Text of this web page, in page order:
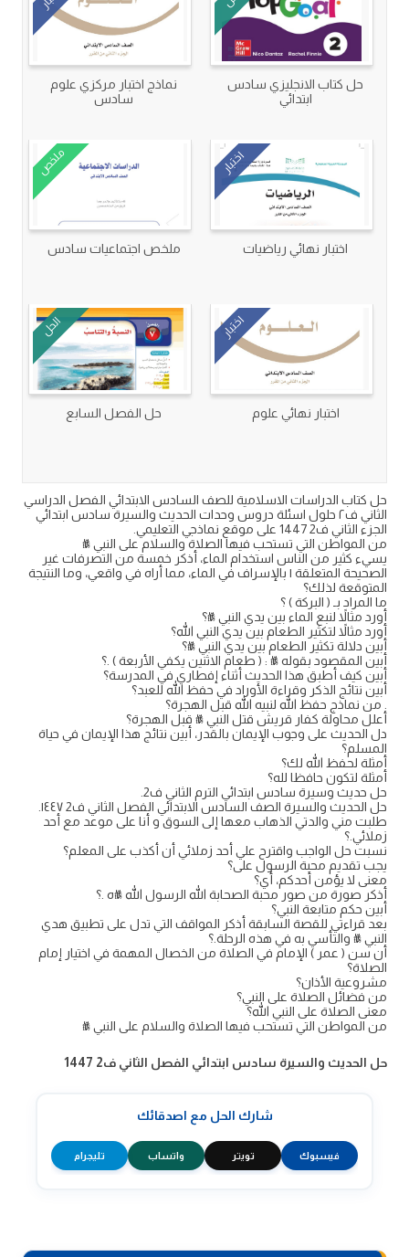
حل كتاب الانجليزي سادس
ابتدائي
نماذج اختبار مركزي علوم
سادس
اختبار
اختبار نهائي رياضيات
ملخص
ملخص اجتماعيات سادس
اختبار
اختبار نهائي علوم
الحل
حل الفصل السابع
حل كتاب الدراسات الاسلامية للصف السادس الابتدائي الفصل الدراسي
الثاني ف٢ حلول اسئلة دروس وحدات الحديث والسيرة سادس ابتدائي
الجزء الثاني ف2 1447 على موقع نماذجي التعليمي.
من المواطن التي تستحب فيها الصلاة والسلام على النبي ﷺ
يسيء كثير من الناس استخدام الماء، أذكر خمسة من التصرفات غير
الصحيحة المتعلقة | بالإسراف في الماء، مما أراه في واقعي، وما النتيجة
المتوقعة لذلك؟
ما المراد بـ ( البركة ) ؟
أورد مثالاً لنبع الماء بين يدي النبي ﷺ؟
أورد مثالاً لتكثير الطعام بين يدي النبي الله؟
أبين دلالة تكثير الطعام بين يدي النبي ﷺ؟
أبين المقصود بقوله ﷺ : ( طعام الاثنين يكفي الأربعة ) .؟
أبين كيف أطبق هذا الحديث أثناء إفطاري في المدرسة؟
أبين نتائج الذكر وقراءة الأوراد في حفظ الله للعبد؟
. من نماذج حفظ الله لنبيه الله قبل الهجرة؟
أعلل محاولة كفار قريش قتل النبي ﷺ قبل الهجرة؟
دل الحديث على وجوب الإيمان بالقدر، أبين نتائج هذا الإيمان في حياة
المسلم؟
أمثلة لحفظ الله لك؟
أمثلة لتكون حافظا لله؟
حل حديث وسيرة سادس ابتدائي الترم الثاني ف2.
حل الحديث والسيرة الصف السادس الابتدائي الفصل الثاني ف2 ١٤٤٧.
طلبت مني والدتي الذهاب معها إلى السوق و أنا على موعد مع أحد
زملائي.؟
نسبت حل الواجب واقترح علي أحد زملائي أن أكذب على المعلم؟
يجب تقديم محبة الرسول على؟
معنى لا يؤمن أحدكم، أي؟
أذكر صورة من صور محبة الصحابة الله الرسول الله ﷺه .؟
أبين حكم متابعة النبي؟
بعد قراءتي للقصة السابقة أذكر المواقف التي تدل على تطبيق هدي
النبي ﷺ والتأسي به في هذه الرحلة.؟
أن سن ( عمر ) الإمام في الصلاة من الخصال المهمة في اختيار إمام
الصلاة؟
مشروعية الأذان؟
من فضائل الصلاة على النبي؟
معنى الصلاة على النبي الله؟
من المواطن التي تستحب فيها الصلاة والسلام على النبي ﷺ
حل الحديث والسيرة سادس ابتدائي الفصل الثاني ف2 1447
شارك الحل مع اصدقائك
فيسبوك تويتر واتساب تليجرام